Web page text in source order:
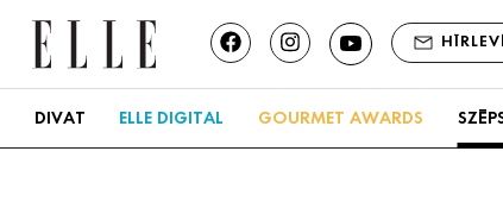
DIVAT ELLE DIGITAL GOURMET AWARDS